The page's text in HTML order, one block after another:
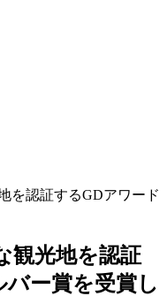
を認証するGDアワード
観光地を認証
ー賞を受賞し